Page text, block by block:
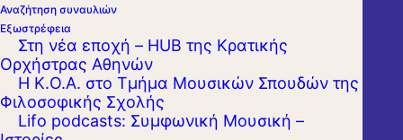
Αναζήτηση συναυλιών
Εξωστρέφεια
Στη νέα εποχή – HUB της Κρατικής
Ορχήστρας Αθηνών
Η Κ.Ο.Α. στο Τμήμα Μουσικών Σπουδών της
Φιλοσοφικής Σχολής
Lifo podcasts: Συμφωνική Μουσική –